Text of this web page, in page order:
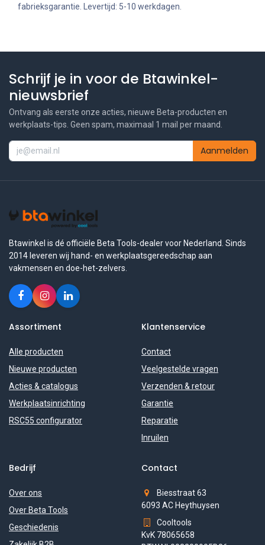
fabrieksgarantie. Levertijd: 5-10 werkdagen.
Schrijf je in voor de Btawinkel-
nieuwsbrief
Ontvang als eerste onze acties, nieuwe Beta-producten en
werkplaats-tips. Geen spam, maximaal 1 mail per maand.
Aanmelden
Btawinkel is dé officiële Beta Tools-dealer voor Nederland. Sinds
2014 leveren wij hand- en werkplaatsgereedschap aan
vakmensen en doe-het-zelvers.
Assortiment
Alle producten
Nieuwe producten
Acties & catalogus
Werkplaatsinrichting
RSC55 configurator
Klantenservice
Contact
Veelgestelde vragen
Verzenden & retour
Garantie
Reparatie
Inruilen
Bedrijf
Over ons
Over Beta Tools
Geschiedenis
Contact
Biesstraat 63
6093 AC Heythuysen
Cooltools
KvK 78065658